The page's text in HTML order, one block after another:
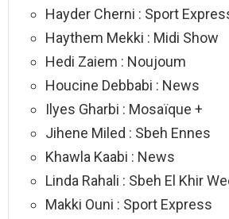
Hayder Cherni : Sport
Haythem Mekki : Midi Show
Hedi Zaiem : Noujoum
Houcine Debbabi : News
Ilyes Gharbi : Mosaïque +
Jihene Miled : Sbeh Ennes
Khawla Kaabi : News
Linda Rahali : Sbeh El Khir
Makki Ouni : Sport Express